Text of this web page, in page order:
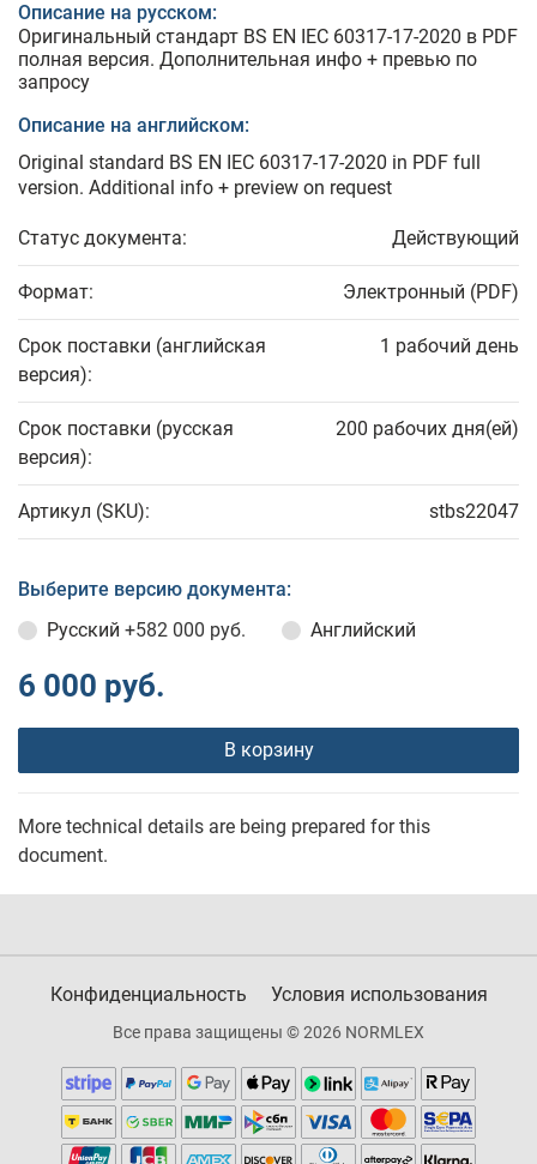
Описание на русском:
Оригинальный стандарт BS EN IEC 60317-17-2020 в PDF
полная версия. Дополнительная инфо + превью по
запросу
Описание на английском:
Original standard BS EN IEC 60317-17-2020 in PDF full
version. Additional info + preview on request
Статус документа: Действующий
Формат: Электронный (PDF)
Срок поставки (английская
версия):
1 рабочий день
Срок поставки (русская
версия):
200 рабочих дня(ей)
Артикул (SKU): stbs22047
Выберите версию документа:
Русский +582 000 руб. Английский
6 000 руб.
В корзину
More technical details are being prepared for this
document.
Конфиденциальность Условия использования
Все права защищены © 2026 NORMLEX